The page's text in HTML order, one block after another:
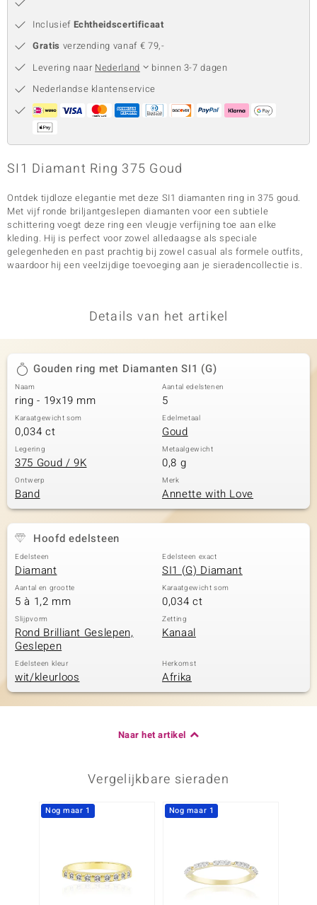
Inclusief Echtheidscertificaat
Gratis verzending vanaf € 79,-
Levering naar Nederland
binnen 3-7 dagen
Nederlandse klantenservice
SI1 Diamant Ring 375 Goud
Ontdek tijdloze elegantie met deze SI1 diamanten ring in 375 goud.
Met vijf ronde briljantgeslepen diamanten voor een subtiele
schittering voegt deze ring een vleugje verfijning toe aan elke
kleding. Hij is perfect voor zowel alledaagse als speciale
gelegenheden en past prachtig bij zowel casual als formele outfits,
waardoor hij een veelzijdige toevoeging aan je sieradencollectie is.
Details van het artikel
Gouden ring met Diamanten SI1 (G)
Naam
ring - 19x19 mm
Aantal edelstenen
5
Karaatgewicht som
0,034 ct
Edelmetaal
Goud
Legering
375 Goud / 9K
Metaalgewicht
0,8 g
Ontwerp
Band
Merk
Annette with Love
Hoofd edelsteen
Edelsteen
Diamant
Edelsteen exact
SI1 (G) Diamant
Aantal en grootte
5 à 1,2 mm
Karaatgewicht som
0,034 ct
Slijpvorm
Rond Brilliant Geslepen,
Geslepen
Zetting
Kanaal
Edelsteen kleur
wit/kleurloos
Herkomst
Afrika
Naar het artikel
Vergelijkbare sieraden
Nog maar 1 Nog maar 1